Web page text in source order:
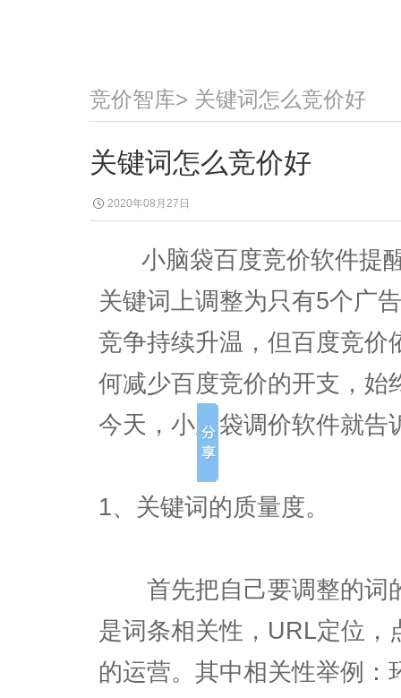
竞价智库> 关键词怎么竞价好
关键词怎么竞价好
2020年08月27日
小脑袋百度竞价软件提
关键词上调整为只有5个广
竞争持续升温，但百度竞价
何减少百度竞价的开支，始
今天，小脑袋调价软件就告
1、关键词的质量度。
首先把自己要调整的词
是词条相关性，URL定位
的运营。其中相关性举例